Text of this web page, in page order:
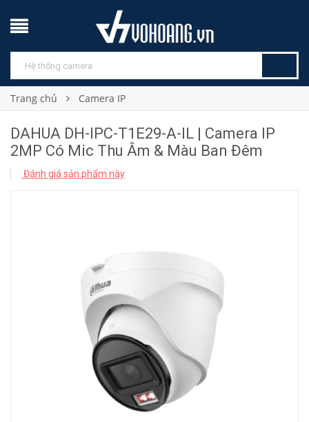
Trang chủ Camera IP
DAHUA DH-IPC-T1E29-A-IL | Camera IP
2MP Có Mic Thu Âm & Màu Ban Đêm
Đánh giá sản phẩm này